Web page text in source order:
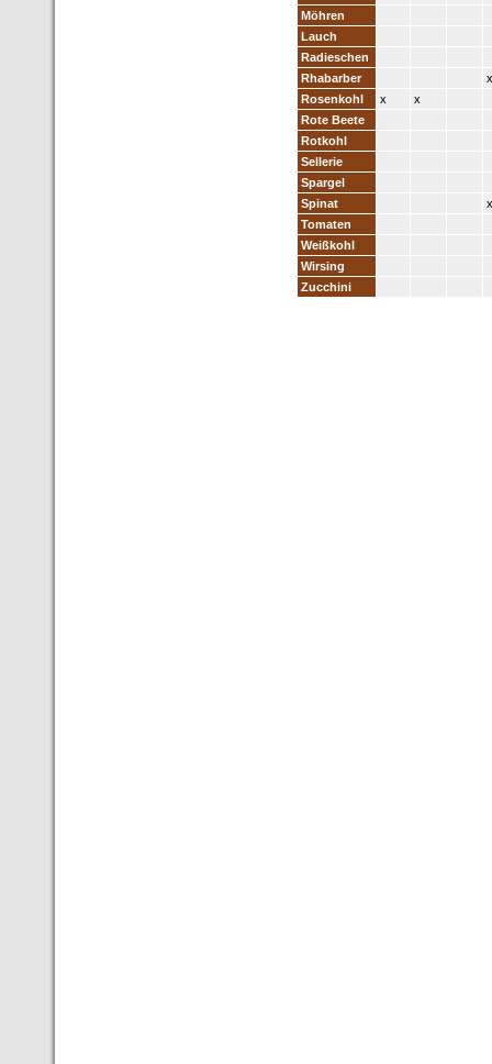
Möhren
Lauch
Radieschen
Rhabarber
x
Rosenkohl
x
x
Rote Beete
Rotkohl
Sellerie
Spargel
Spinat
x
Tomaten
Weißkohl
Wirsing
Zucchini